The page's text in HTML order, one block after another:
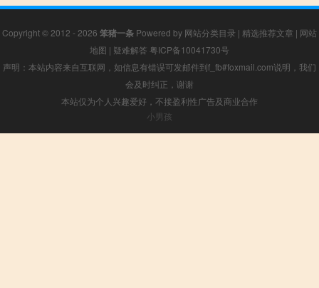
Copyright © 2012 - 2026 笨猪一条 Powered by 网站分类目录 | 精选推荐文章 | 网站
地图 | 疑难解答 粤ICP备10041730号
声明：本站内容来自互联网，如信息有错误可发邮件到f_fb#foxmail.com说明，我们
会及时纠正，谢谢
本站仅为个人兴趣爱好，不接盈利性广告及商业合作
小男孩